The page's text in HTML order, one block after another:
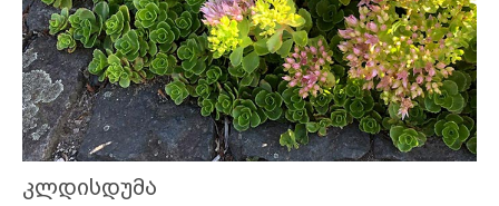
კლდისდუმა